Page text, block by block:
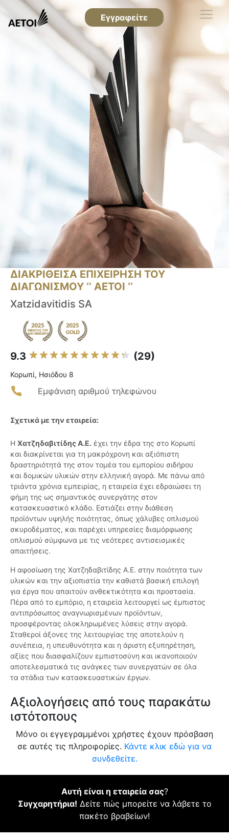
Εγγραφείτε
ΔΙΑΚΡΙΘΕΙΣΑ ΕΠΙΧΕΙΡΗΣΗ ΤΟΥ
ΔΙΑΓΩΝΙΣΜΟΥ ‘’ ΑΕΤΟΙ ‘’
Xatzidavitidis SA
9.3 (29)
Κορωπί, Ησιόδου 8
Εμφάνιση αριθμού τηλεφώνου
Σχετικά με την εταιρεία:
Η Χατζηδαβιτίδης Α.Ε. έχει την έδρα της στο Κορωπί
και διακρίνεται για τη μακρόχρονη και αξιόπιστη
δραστηριότητά της στον τομέα του εμπορίου σιδήρου
και δομικών υλικών στην ελληνική αγορά. Με πάνω από
τριάντα χρόνια εμπειρίας, η εταιρεία έχει εδραιώσει τη
φήμη της ως σημαντικός συνεργάτης στον
κατασκευαστικό κλάδο. Εστιάζει στην διάθεση
προϊόντων υψηλής ποιότητας, όπως χάλυβες οπλισμού
σκυροδέματος, και παρέχει υπηρεσίες διαμόρφωσης
οπλισμού σύμφωνα με τις νεότερες αντισεισμικές
απαιτήσεις.
Η αφοσίωση της Χατζηδαβιτίδης Α.Ε. στην ποιότητα των
υλικών και την αξιοπιστία την καθιστά βασική επιλογή
για έργα που απαιτούν ανθεκτικότητα και προστασία.
Πέρα από το εμπόριο, η εταιρεία λειτουργεί ως έμπιστος
αντιπρόσωπος αναγνωρισμένων προϊόντων,
προσφέροντας ολοκληρωμένες λύσεις στην αγορά.
Σταθεροί άξονες της λειτουργίας της αποτελούν η
συνέπεια, η υπευθυνότητα και η άριστη εξυπηρέτηση,
αξίες που διασφαλίζουν εμπιστοσύνη και ικανοποιούν
αποτελεσματικά τις ανάγκες των συνεργατών σε όλα
τα στάδια των κατασκευαστικών έργων.
Αξιολογήσεις από τους παρακάτω
ιστότοπους
Μόνο οι εγγεγραμμένοι χρήστες έχουν πρόσβαση
σε αυτές τις πληροφορίες. Κάντε κλικ εδώ για να
συνδεθείτε.
Αυτή είναι η εταιρεία σας?
Συγχαρητήρια! Δείτε πώς μπορείτε να λάβετε το
πακέτο βραβείων!